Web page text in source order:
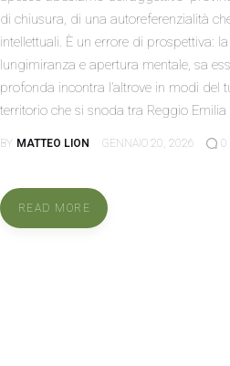
di chiusura, di una autoreferenzialità
intellettuali. È un errore di prospettiva:
lungimiranza e apertura mentale, sa
profonda incontra l’altrove in modi del
territorio che si snoda tra Reggio
BY MATTEO LION GENNAIO 20, 2026 0
READ MORE